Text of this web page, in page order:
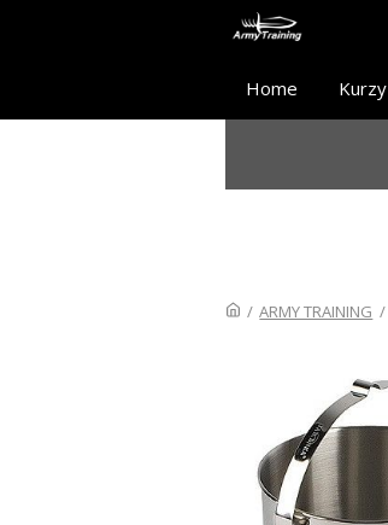
Home Kurzy
/ ARMY TRAINING /